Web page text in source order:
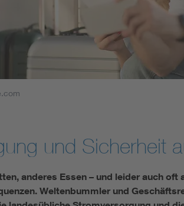
und Sicherheit
anderes Essen – und leider auch
Weltenbummler und